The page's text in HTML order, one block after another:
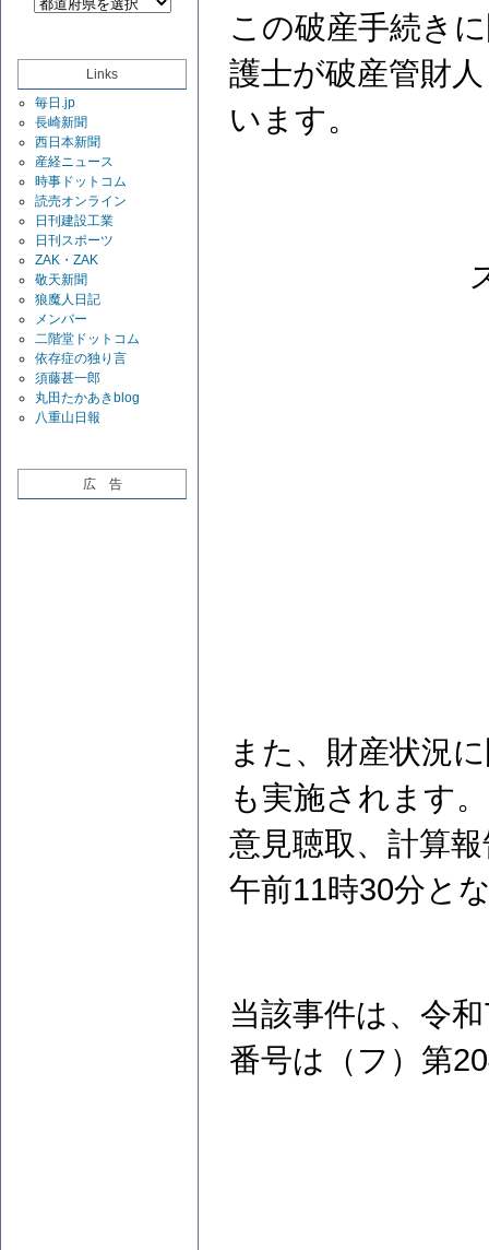
Links
毎日.jp
長崎新聞
西日本新聞
産経ニュース
時事ドットコム
読売オンライン
日刊建設工業
日刊スポーツ
ZAK・ZAK
敬天新聞
狼魔人日記
メンバー
二階堂ドットコム
依存症の独り言
須藤甚一郎
丸田たかあきblog
八重山日報
広 告
この破産手続き
護士が破産管財
います。
また、財産状況
も実施されます
意見聴取、計算
午前11時30分と
当該事件は、令
番号は（フ）第